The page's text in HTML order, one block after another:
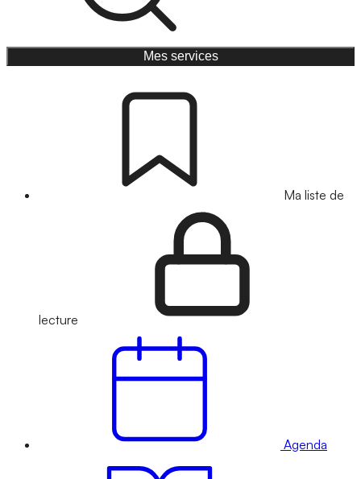
Mes services
Ma liste de
lecture
Agenda